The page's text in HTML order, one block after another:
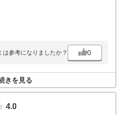
は参考になりましたか？ 0
きを見る
4.0